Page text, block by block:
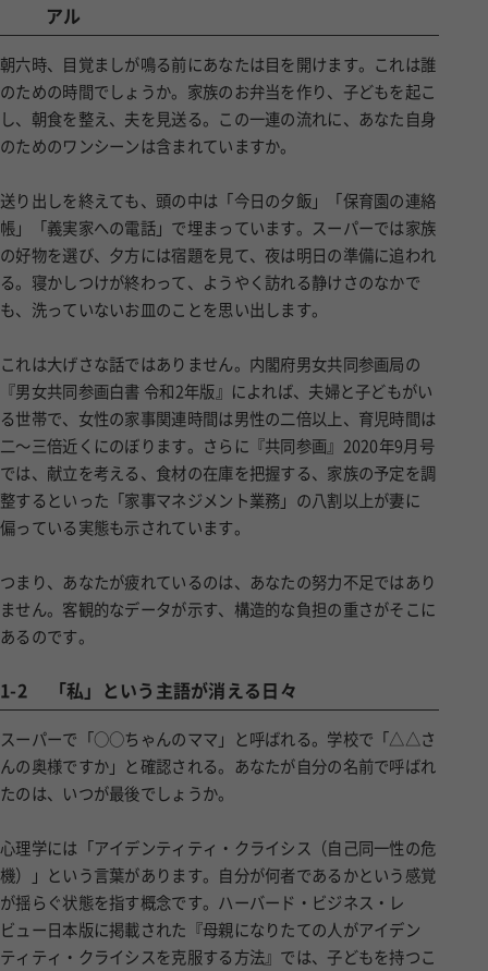
アル
朝六時、目覚ましが鳴る前にあなたは目を開けます。これは誰
のための時間でしょうか。家族のお弁当を作り、子どもを起こ
し、朝食を整え、夫を見送る。この一連の流れに、あなた自身
のためのワンシーンは含まれていますか。
送り出しを終えても、頭の中は「今日の夕飯」「保育園の連絡
帳」「義実家への電話」で埋まっています。スーパーでは家族
の好物を選び、夕方には宿題を見て、夜は明日の準備に追われ
る。寝かしつけが終わって、ようやく訪れる静けさのなかで
も、洗っていないお皿のことを思い出します。
これは大げさな話ではありません。内閣府男女共同参画局の
『男女共同参画白書 令和2年版』によれば、夫婦と子どもがい
る世帯で、女性の家事関連時間は男性の二倍以上、育児時間は
二〜三倍近くにのぼります。さらに『共同参画』2020年9月号
では、献立を考える、食材の在庫を把握する、家族の予定を調
整するといった「家事マネジメント業務」の八割以上が妻に
偏っている実態も示されています。
つまり、あなたが疲れているのは、あなたの努力不足ではあり
ません。客観的なデータが示す、構造的な負担の重さがそこに
あるのです。
1-2 「私」という主語が消える日々
スーパーで「○○ちゃんのママ」と呼ばれる。学校で「△△さ
んの奥様ですか」と確認される。あなたが自分の名前で呼ばれ
たのは、いつが最後でしょうか。
心理学には「アイデンティティ・クライシス（自己同一性の危
機）」という言葉があります。自分が何者であるかという感覚
が揺らぐ状態を指す概念です。ハーバード・ビジネス・レ
ビュー日本版に掲載された『母親になりたての人がアイデン
ティティ・クライシスを克服する方法』では、子どもを持つこ